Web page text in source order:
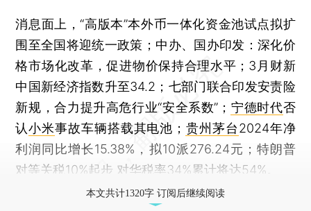
消息面上，“高版本”本外币一体化资金池试点拟扩
围至全国将迎统一政策；中办、国办印发：深化价
格市场化改革，促进物价保持合理水平；3月财新
中国新经济指数升至34.2；七部门联合印发安责险
新规，合力提升高危行业“安全系数”； 宁德时代否
认小米事故车辆搭载其电池； 贵州茅台2024年净
利润同比增长15.38%，拟10派276.24元；特朗普
对等关税10%起步 对华税率34%累计将达54%。
本文共计1320字 订阅后继续阅读